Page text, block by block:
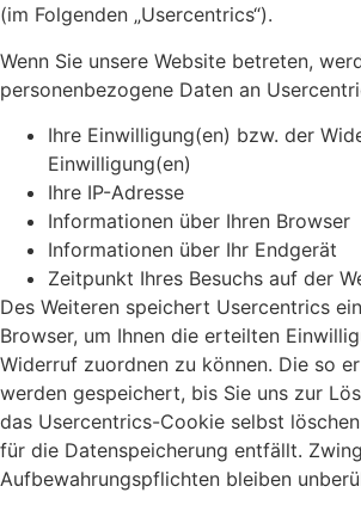
(im Folgenden „Usercentrics“).
Wenn Sie unsere Website betreten,
personenbezogene Daten an
Ihre Einwilligung(en) bzw. der
Einwilligung(en)
Ihre IP-Adresse
Informationen über Ihren Browser
Informationen über Ihr Endgerät
Zeitpunkt Ihres Besuchs auf der
Des Weiteren speichert Usercentrics
Browser, um Ihnen die erteilten
Widerruf zuordnen zu können. Die so
werden gespeichert, bis Sie uns zur
das Usercentrics-Cookie selbst
für die Datenspeicherung entfällt.
Aufbewahrungspflichten bleiben